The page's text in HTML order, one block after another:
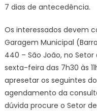
7 dias de antecedência.
Os interessados devem
Garagem Municipal
440 – São João, no
sexta-feira das 7h30 às
apresetar os seguintes
agendamento da
dúvida procure o Setor